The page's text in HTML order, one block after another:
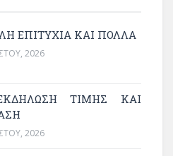
ΕΠΙΤΥΧΊΑ ΚΑΙ ΠΟΛΛΆ
2026
ΤΙΜΉΣ ΚΑΙ
2026